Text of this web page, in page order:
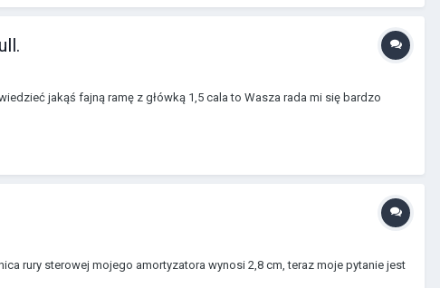
jakąś fajną ramę z główką 1,5 cala to Wasza rada mi się bardzo
rury sterowej mojego amortyzatora wynosi 2,8 cm, teraz moje pytanie jest